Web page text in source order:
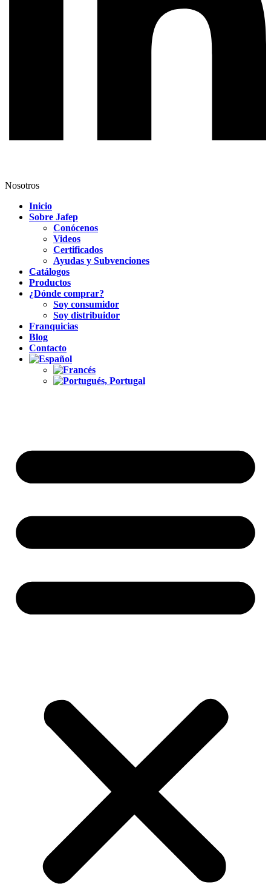
Nosotros
Inicio
Sobre Jafep
Conócenos
Videos
Certificados
Ayudas y Subvenciones
Catálogos
Productos
¿Dónde comprar?
Soy consumidor
Soy distribuidor
Franquicias
Blog
Contacto